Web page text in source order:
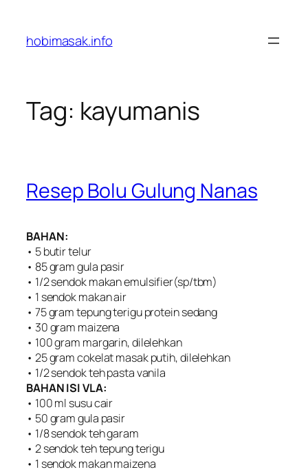
content
hobimasak.info
Tag: kayumanis
Resep Bolu Gulung Nanas
BAHAN:
• 5 butir telur
• 85 gram gula pasir
• 1/2 sendok makan emulsifier(sp/tbm)
• 1 sendok makan air
• 75 gram tepung terigu protein sedang
• 30 gram maizena
• 100 gram margarin, dilelehkan
• 25 gram cokelat masak putih, dilelehkan
• 1/2 sendok teh pasta vanila
BAHAN ISI VLA:
• 100 ml susu cair
• 50 gram gula pasir
• 1/8 sendok teh garam
• 2 sendok teh tepung terigu
• 1 sendok makan maizena